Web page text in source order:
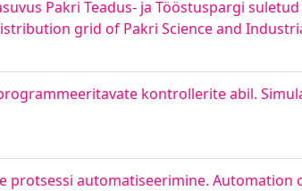
Pakri Teadus- ja Tööstuspargi
grid of Pakri Science and
kontrollerite abil.
protsessi automatiseerimine.